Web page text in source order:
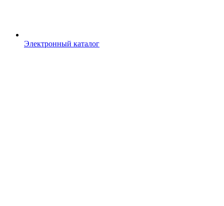
Электронный каталог